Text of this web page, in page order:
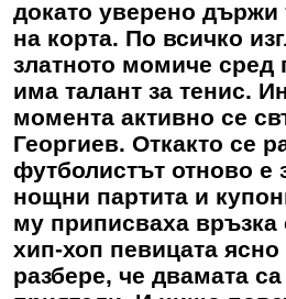
докато уверено държи
на корта. По всичко
златното момиче сред
има талант за тенис.
момента активно се
Георгиев. Откакто се
футболистът отново е
нощни партита и
му приписваха връзка
хип-хоп певицата ясно
разбере, че двамата